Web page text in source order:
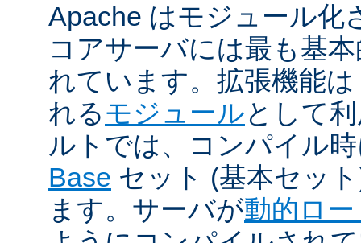
Apache はモジュール化
コアサーバには最も基
れています。拡張機能
れるモジュールとして
ルトでは、コンパイル
Base セット (基本セッ
ます。サーバが動的ロ